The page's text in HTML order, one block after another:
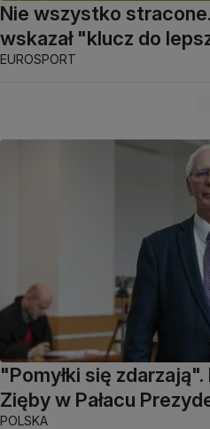
Nie wszystko
wskazał "klucz do
EUROSPORT
"Pomyłki się
Zięby w Pałacu
POLSKA